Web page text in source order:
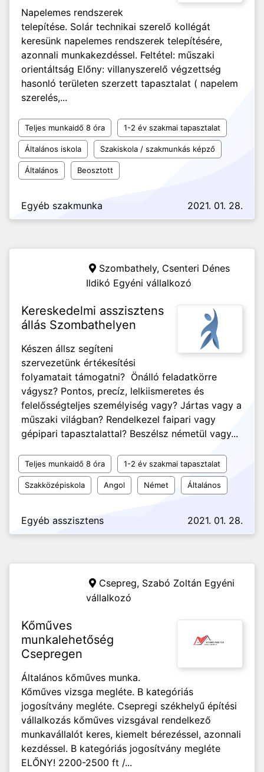
Napelemes rendszerek
telepítése. Solár technikai szerelő kollégát
keresünk napelemes rendszerek telepítésére,
azonnali munkakezdéssel. Feltétel: műszaki
orientáltság Előny: villanyszerelő végzettség
hasonló területen szerzett tapasztalat ( napelem
szerelés,...
Teljes munkaidő 8 óra 1-2 év szakmai tapasztalat
Általános iskola Szakiskola / szakmunkás képző
Általános Beosztott
Egyéb szakmunka 2021. 01. 28.
Szombathely, Csenteri Dénes
Ildikó Egyéni vállalkozó
Kereskedelmi asszisztens
állás Szombathelyen
Készen állsz segíteni
szervezetünk értékesítési
folyamatait támogatni? Önálló feladatkörre
vágysz? Pontos, precíz, lelkiismeretes és
felelősségteljes személyiség vagy? Jártas vagy a
műszaki világban? Rendelkezel faipari vagy
gépipari tapasztalattal? Beszélsz németül vagy...
Teljes munkaidő 8 óra 1-2 év szakmai tapasztalat
Szakközépiskola Angol Német Általános
Egyéb asszisztens 2021. 01. 28.
Csepreg, Szabó Zoltán Egyéni
vállalkozó
Kőműves
munkalehetőség
Csepregen
Általános kőműves munka.
Kőműves vizsga megléte. B kategóriás
jogosítvány megléte. Csepregi székhelyű építési
vállalkozás kőműves vizsgával rendelkező
munkavállalót keres, kiemelt bérezéssel, azonnali
kezdéssel. B kategóriás jogosítvány megléte
ELŐNY! 2200-2500 ft /...